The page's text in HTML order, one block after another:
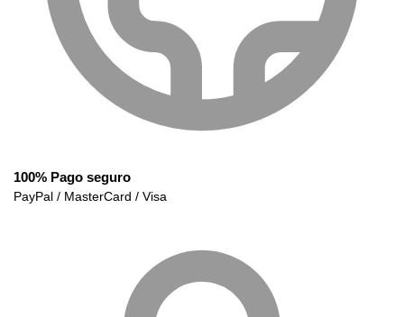
100% Pago seguro
PayPal / MasterCard / Visa